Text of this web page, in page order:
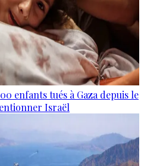
enfants tués à Gaza depuis le
Israël